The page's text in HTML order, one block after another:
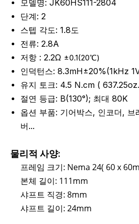
모델명: JK60HS111-2804
단계: 2
스텝 각도: 1.8도
전류: 2.8A
저항 : 2.2Ω ±0.1(20℃)
인덕턴스: 8.3mH±20%(1kHz
유지 토크: 4.5 N.cm ( 637.25
절연 등급: B(130°); 최대 80K
옵션 부품: 기어박스, 인코더, 브
버...
물리적 사양:
프레임 크기: Nema 24( 60 x
본체 길이: 111mm
샤프트 직경: 8mm
샤프트 길이: 24mm